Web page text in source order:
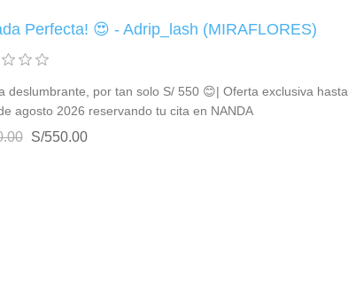
Perfecta! 😍 - Adrip_lash (MIRAFLORES)
deslumbrante, por tan solo S/ 550 😊| Oferta exclusiva hasta
agosto 2026 reservando tu cita en NANDA
S/550.00